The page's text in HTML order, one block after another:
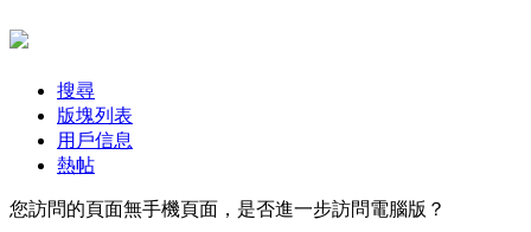
搜尋
版塊列表
用戶信息
熱帖
您訪問的頁面無手機頁面，是否進一步訪問電腦版？